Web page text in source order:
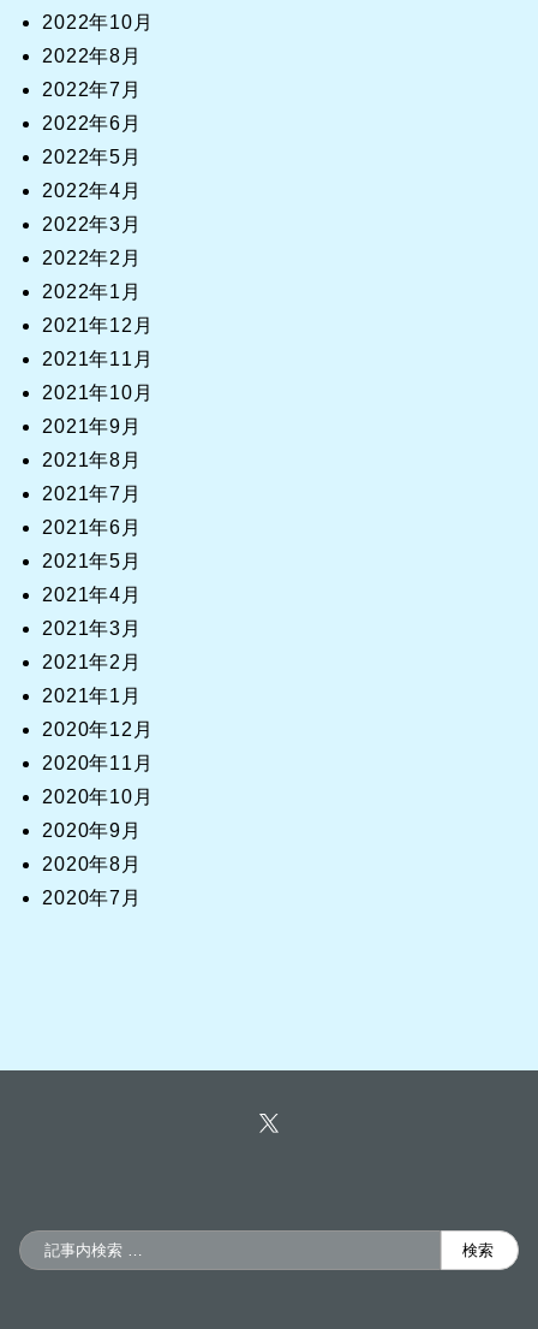
2022年10月
2022年8月
2022年7月
2022年6月
2022年5月
2022年4月
2022年3月
2022年2月
2022年1月
2021年12月
2021年11月
2021年10月
2021年9月
2021年8月
2021年7月
2021年6月
2021年5月
2021年4月
2021年3月
2021年2月
2021年1月
2020年12月
2020年11月
2020年10月
2020年9月
2020年8月
2020年7月
検
検索